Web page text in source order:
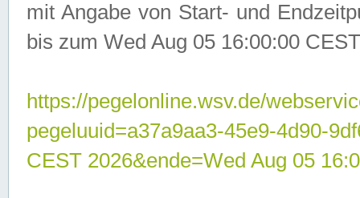
mit Angabe von Start- und
bis zum Wed Aug 05 16:00:00
https://pegelonline.wsv.de/
pegeluuid=a37a9aa3-45e9-
CEST 2026&ende=Wed Aug 05